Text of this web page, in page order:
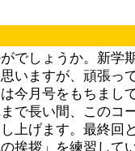
でしょうか。新学
いますが、頑張っ
今月号をもちまし
で長い間、このコ
上げます。最終回
挨拶」を練習して